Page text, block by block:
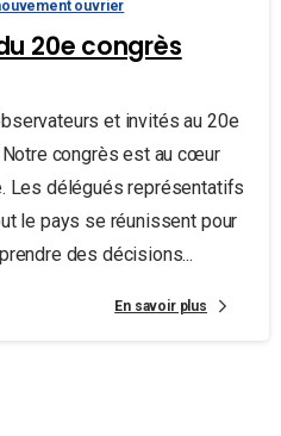
ouvrier
20e congrès
et invités au 20e
Notre congrès est au cœur
Les délégués représentatifs
le pays se réunissent pour
des décisions...
En savoir plus